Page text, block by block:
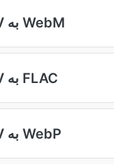
MOV به WebM
MOV به FLAC
MOV به WebP